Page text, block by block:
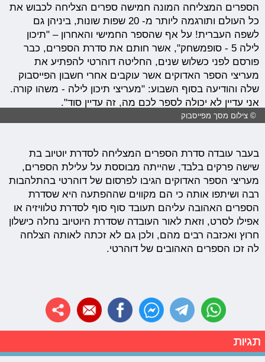
הספרים המצליחה המונה חמישה ספרים הצליחה לכבוש את
כל העולם ותורגמה ליותר מ- 20 שפות שונות, ביניהן גם
לשפה העברית! על אף שהספר החמישי והאחרון – "תיכון
לילה 5 - סופמשחק", אשר חותם את סדרת הספרים, כבר
פורסם לפני כשלוש שנים, החליטה דוהרטי להפתיע את
מעריצי הספר האדוקים אשר עוקבים אחרי חשבון הפייסבוק
שלה והודיעה בסוף השבוע: "מעריצי תיכון לילה - משהו קורה.
אני עדיין לא יכולה לספר לכם מה, זה עדיין סוד".
© צילום מסך מפייסבוק
בעבר עובדה סדרת הספרים המצליחה לסדרת יוטיוב בת
שישה פרקים בלבד, שהייתה מבוססת על עלילת הספרים,
מעריצי הספר האדוקים הגיבו לפרסום של דוהרטי בהתלהבות
רבה ושיתפו אותה כי הם מקווים שההפתעה היא שסדרת
הספרים האהובה עליהם תעובד סוף סוף לסדרת טלוויזיה או
אפילו לסרט, וזאת לאור העובדה שסדרת היוטיוב נחלה כישלון
חרוץ ואכזבה רבים מהם, ולכן גם לא זכתה לאותה הצלחה
לה זכו הספרים האהובים של דוהרטי.
תגיות